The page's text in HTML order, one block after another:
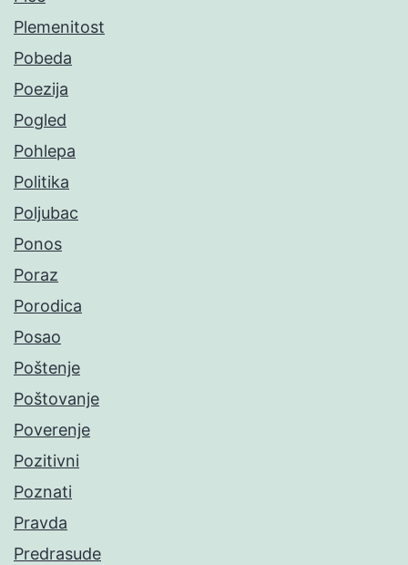
Plemenitost
Pobeda
Poezija
Pogled
Pohlepa
Politika
Poljubac
Ponos
Poraz
Porodica
Posao
Poštenje
Poštovanje
Poverenje
Pozitivni
Poznati
Pravda
Predrasude